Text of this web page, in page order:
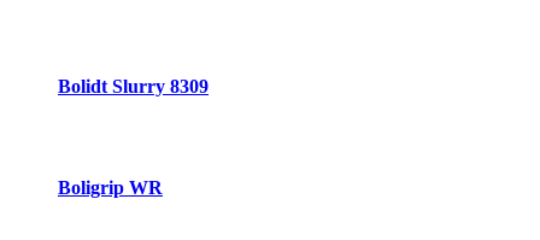
Bolidt Slurry 8309
Boligrip WR